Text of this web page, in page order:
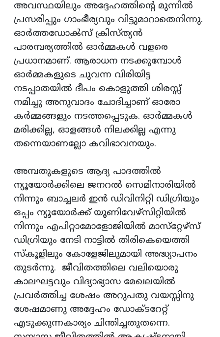
അവസ്ഥയിലും അദ്ദേഹത്തിന്റെ മുന്നിൽ
പ്രസരിപ്പും ഗാംഭീര്യവും വിട്ടുമാറാതെനിന്നു.
ഓർത്തഡോൿസ് ക്രിസ്ത്യൻ
പാരമ്പര്യത്തിൽ ഓർമ്മകൾ വളരെ
പ്രധാനമാണ്. ആരാധന നടക്കുമ്പോൾ
ഓർമ്മകളുടെ ചുവന്ന വിരിയിട്ട
നടപ്പാതയിൽ ദീപം കൊളുത്തി ശിരസ്സ്
നമിച്ചു അനുവാദം ചോദിച്ചാണ് ഓരോ
കർമ്മങ്ങളും നടത്തപ്പെടുക. ഓർമ്മകൾ
മരിക്കില്ല, ഓളങ്ങൾ നിലക്കില്ല എന്നു
തന്നെയാണല്ലോ കവിഭാവനയും.
അമ്പതുകളുടെ ആദ്യ പാദത്തിൽ
ന്യൂയോർക്കിലെ ജനറൽ സെമിനാരിയിൽ
നിന്നും ബാച്ചലർ ഇൻ ഡിവിനിറ്റി ഡിഗ്രിയും
ഒപ്പം ന്യൂയോർക്ക് യൂണിവേഴ്സിറ്റിയിൽ
നിന്നും എപിറ്റാമോളോജിയിൽ മാസ്‌റ്റേഴ്‌സ്
ഡിഗ്രിയും നേടി നാട്ടിൽ തിരികെയെത്തി
സ്കൂളിലും കോളേജിലുമായി അദ്ധ്യാപനം
തുടർന്നു. ജീവിതത്തിലെ വലിയൊരു
കാലഘട്ടവും വിദ്യാഭ്യാസ മേഖലയിൽ
പ്രവർത്തിച്ച ശേഷം അറുപതു വയസ്സിനു
ശേഷമാണു അദ്ദേഹം ഡോക്ടറേറ്റ്
എടുക്കുന്നകാര്യം ചിന്തിച്ചതുതന്നെ.